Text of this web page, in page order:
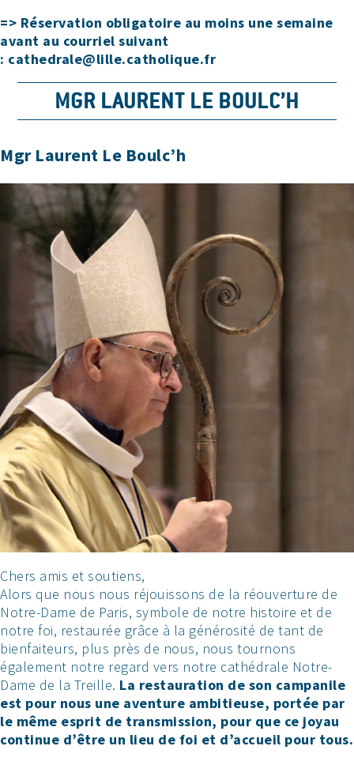
=> Réservation obligatoire au moins une semaine
avant au courriel suivant
: cathedrale@lille.catholique.fr
MGR LAURENT LE BOULC’H
Mgr Laurent Le Boulc’h
Chers amis et soutiens,
Alors que nous nous réjouissons de la réouverture de
Notre-Dame de Paris, symbole de notre histoire et de
notre foi, restaurée grâce à la générosité de tant de
bienfaiteurs, plus près de nous, nous tournons
également notre regard vers notre cathédrale Notre-
Dame de la Treille. La restauration de son campanile
est pour nous une aventure ambitieuse, portée par
le même esprit de transmission, pour que ce joyau
continue d’être un lieu de foi et d’accueil pour tous.